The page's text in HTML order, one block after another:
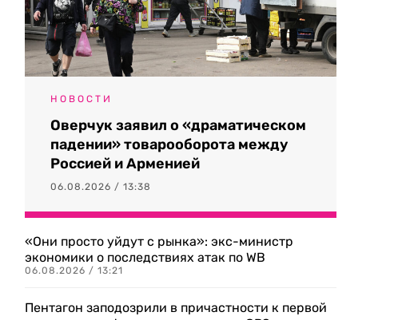
НОВОСТИ
Оверчук заявил о «драматическом
падении» товарооборота между
Россией и Арменией
06.08.2026 / 13:38
«Они просто уйдут с рынка»: экс-министр
экономики о последствиях атак по WB
06.08.2026 / 13:21
Пентагон заподозрили в причастности к первой